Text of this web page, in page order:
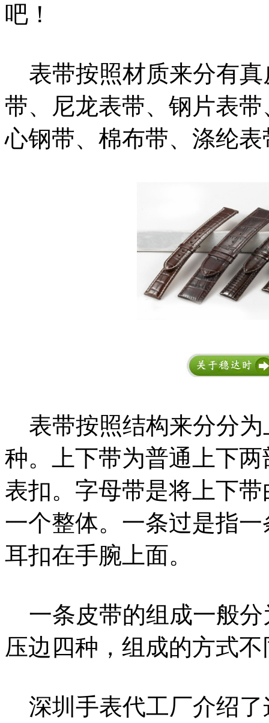
吧！
表带按照材质来分有真
带、尼龙表带、钢片表
心钢带、棉布带、涤纶
表带按照结构来分分为
种。上下带为普通上下
表扣。字母带是将上下
一个整体。一条过是指
耳扣在手腕上面。
一条皮带的组成一般分
压边四种，组成的方式
深圳手表代工厂介绍了